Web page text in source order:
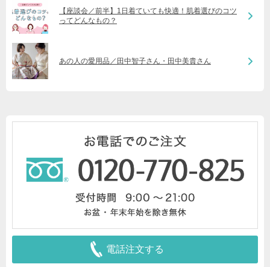
【座談会／前半】1日着ていても快適！肌着選びのコツ
ってどんなもの？
あの人の愛用品／田中智子さん・田中美貴さん
電話注文する